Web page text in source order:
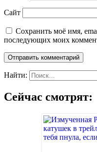
Сайт
Сохранить моё имя,
последующих моих
Найти:
Сейчас смотрят: